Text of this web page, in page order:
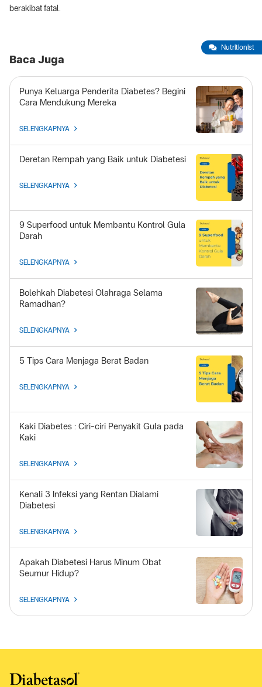
berakibat fatal.
Baca Juga
Punya Keluarga Penderita Diabetes? Begini
Cara Mendukung Mereka
SELENGKAPNYA
Deretan Rempah yang Baik untuk Diabetesi
SELENGKAPNYA
9 Superfood untuk Membantu Kontrol Gula
Darah
SELENGKAPNYA
Bolehkah Diabetesi Olahraga Selama
Ramadhan?
SELENGKAPNYA
5 Tips Cara Menjaga Berat Badan
SELENGKAPNYA
Kaki Diabetes : Ciri-ciri Penyakit Gula pada
Kaki
SELENGKAPNYA
Kenali 3 Infeksi yang Rentan Dialami
Diabetesi
SELENGKAPNYA
Apakah Diabetesi Harus Minum Obat
Seumur Hidup?
SELENGKAPNYA
Nutritionist